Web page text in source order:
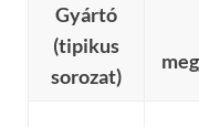
Gyártó
(tipikus
sorozat)